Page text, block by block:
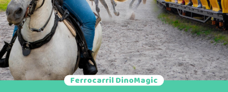
Ferrocarril DinoMagic